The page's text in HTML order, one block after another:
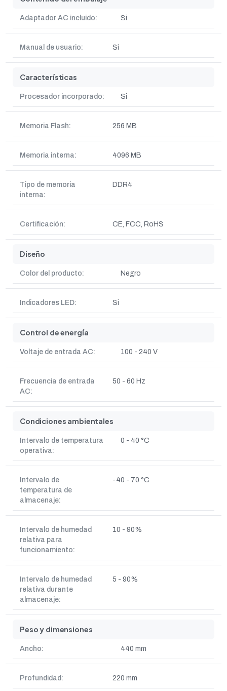
Adaptador AC incluido: Si
Manual de usuario: Si
Características
Procesador incorporado: Si
Memoria Flash: 256 MB
Memoria interna: 4096 MB
Tipo de memoria
interna:
DDR4
Certificación: CE, FCC, RoHS
Diseño
Color del producto: Negro
Indicadores LED: Si
Control de energía
Voltaje de entrada AC: 100 - 240 V
Frecuencia de entrada
AC:
50 - 60 Hz
Condiciones ambientales
Intervalo de temperatura
operativa:
0 - 40 °C
Intervalo de
temperatura de
almacenaje:
-40 - 70 °C
Intervalo de humedad
relativa para
funcionamiento:
10 - 90%
Intervalo de humedad
relativa durante
almacenaje:
5 - 90%
Peso y dimensiones
Ancho: 440 mm
Profundidad: 220 mm